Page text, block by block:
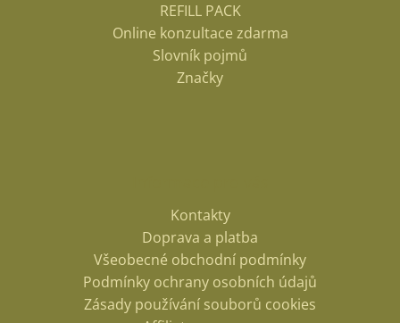
REFILL PACK
Online konzultace zdarma
Slovník pojmů
Značky
Kontakty
Doprava a platba
Všeobecné obchodní podmínky
Podmínky ochrany osobních údajů
Zásady používání souborů cookies